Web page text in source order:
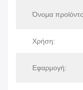
Όνομα
Χρήση:
Εφαρμογή: